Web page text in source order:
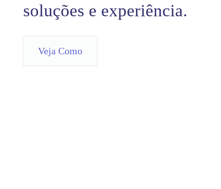
soluções e experiência.
Veja Como